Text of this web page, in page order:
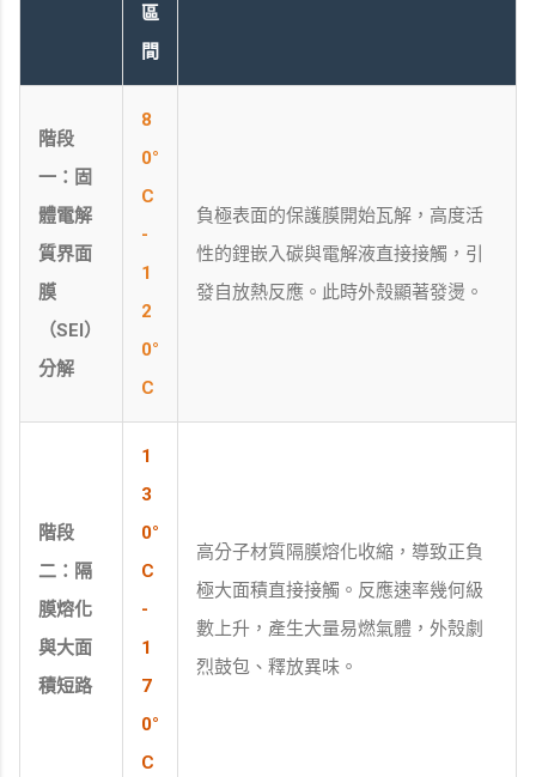
區
間
階段
一：固
體電解
質界面
膜
（SEI）
分解
8
0°
C
-
1
2
0°
C
負極表面的保護膜開始瓦解，高度活
性的鋰嵌入碳與電解液直接接觸，引
發自放熱反應。此時外殼顯著發燙。
階段
二：隔
膜熔化
與大面
積短路
1
3
0°
C
-
1
7
0°
C
高分子材質隔膜熔化收縮，導致正負
極大面積直接接觸。反應速率幾何級
數上升，產生大量易燃氣體，外殼劇
烈鼓包、釋放異味。